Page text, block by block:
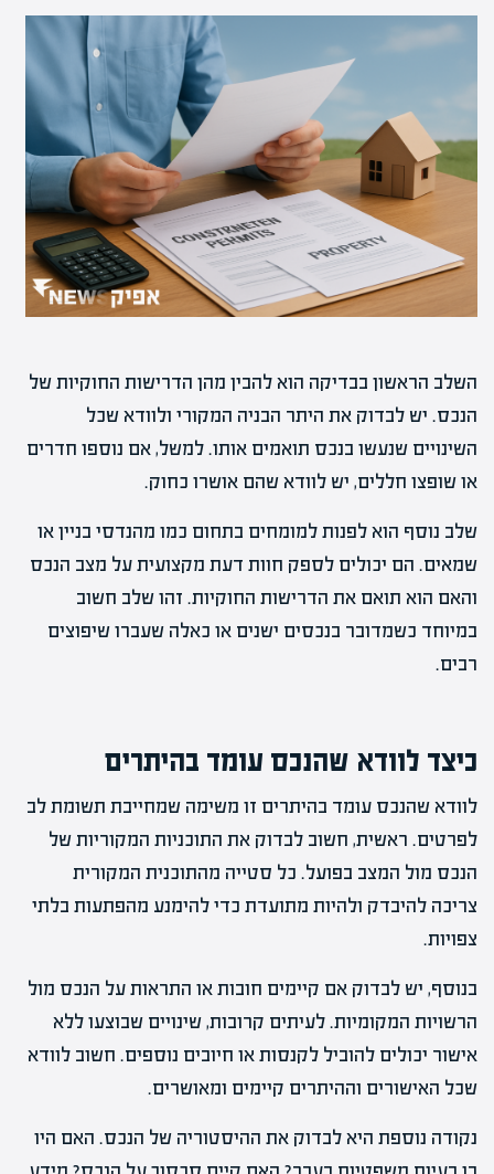
השלב הראשון בבדיקה הוא להבין מהן הדרישות החוקיות של
הנכס. יש לבדוק את היתר הבניה המקורי ולוודא שכל
השינויים שנעשו בנכס תואמים אותו. למשל, אם נוספו חדרים
או שופצו חללים, יש לוודא שהם אושרו כחוק.
שלב נוסף הוא לפנות למומחים בתחום כמו מהנדסי בניין או
שמאים. הם יכולים לספק חוות דעת מקצועית על מצב הנכס
והאם הוא תואם את הדרישות החוקיות. זהו שלב חשוב
במיוחד כשמדובר בנכסים ישנים או כאלה שעברו שיפוצים
רבים.
כיצד לוודא שהנכס עומד בהיתרים
לוודא שהנכס עומד בהיתרים זו משימה שמחייבת תשומת לב
לפרטים. ראשית, חשוב לבדוק את התוכניות המקוריות של
הנכס מול המצב בפועל. כל סטייה מהתוכנית המקורית
צריכה להיבדק ולהיות מתועדת כדי להימנע מהפתעות בלתי
צפויות.
בנוסף, יש לבדוק אם קיימים חובות או התראות על הנכס מול
הרשויות המקומיות. לעיתים קרובות, שינויים שבוצעו ללא
אישור יכולים להוביל לקנסות או חיובים נוספים. חשוב לוודא
שכל האישורים וההיתרים קיימים ומאושרים.
נקודה נוספת היא לבדוק את ההיסטוריה של הנכס. האם היו